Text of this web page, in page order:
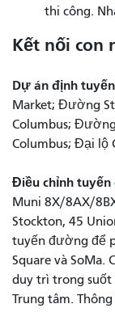
thi công.
Kết nối con
Dự án định
Market; Đường
Columbus;
Columbus; Đại lộ
Điều chỉnh tuyến
Muni 8X/8AX/
Stockton, 45
tuyến đường để
Square và SoMa.
duy trì trong suốt
Trung tâm.